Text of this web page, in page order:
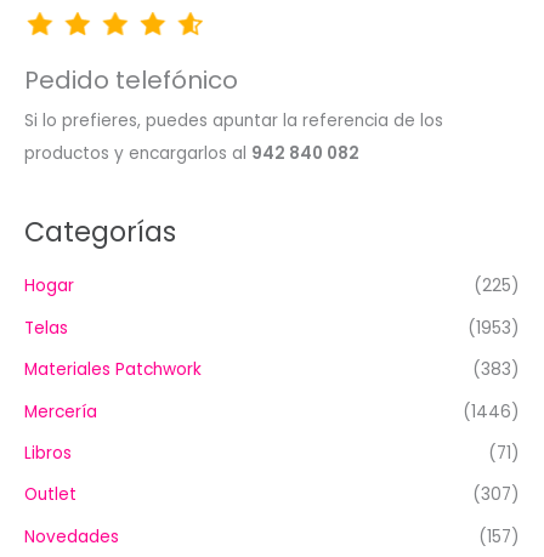
Pedido telefónico
Si lo prefieres, puedes apuntar la referencia de los
productos y encargarlos al 942 840 082
Categorías
Hogar
(225)
Telas
(1953)
Materiales Patchwork
(383)
Mercería
(1446)
Libros
(71)
Outlet
(307)
Novedades
(157)